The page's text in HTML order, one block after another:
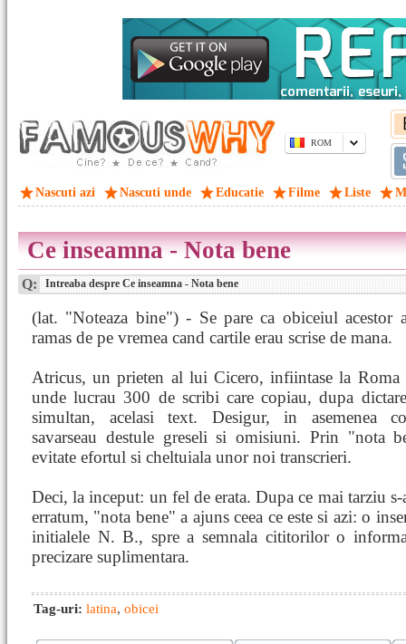
ROM
Nascuti azi Nascuti unde Educatie Filme Liste
Ce inseamna - Nota bene
Q: Intreaba despre Ce inseamna - Nota bene
(lat. "Noteaza bine") - Se pare ca obiceiul acestor
ramas de pe vremea cand cartile erau scrise de mana.
Atricus, un prieten al lui Cicero, infiintase la Roma
unde lucrau 300 de scribi care copiau, dupa
simultan, acelasi text. Desigur, in asemenea
savarseau destule greseli si omisiuni. Prin "nota
evitate efortul si cheltuiala unor noi transcrieri.
Deci, la inceput: un fel de erata. Dupa ce mai tarziu
erratum, "nota bene" a ajuns ceea ce este si azi: o
initialele N. B., spre a semnala cititorilor o
precizare suplimentara.
Tag-uri: latina, obicei